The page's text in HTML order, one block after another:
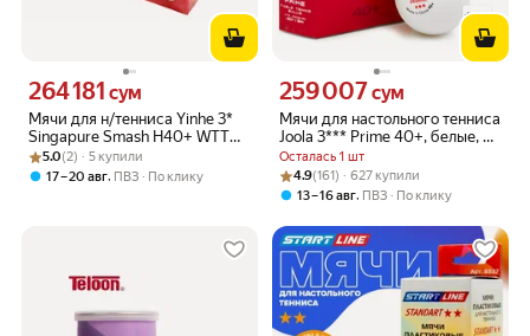
Мячи для н/тенниса Yinhe 3*
Singapure Smash H40+ WTT
x6, White
Цена 264181 сум вместо
264 181 сум
Рейтинг товара: 5.0 из 5
Оценок: (2) · 5 купили
5.0(2) · 5 купили
17 – 20 авг, ПВЗ По клику
Мячи для настольного тенниса
Joola 3*** Prime 40+, белые, 6
шт.
Осталась 1 шт
Цена 259007 сум вместо
259 007сум
Рейтинг товара: 4.9 из 5
Оценок: (161) · 627 купили
4.9(161) · 627 купили
13 – 16 авг, ПВЗ По клику